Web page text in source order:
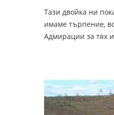
Тази двойка ни
имаме търпение,
Адмирации за тях